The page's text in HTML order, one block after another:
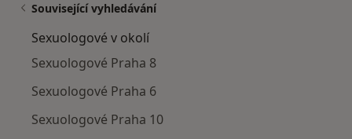
Související vyhledávání
Sexuologové v okolí
Sexuologové Praha 8
Sexuologové Praha 6
Sexuologové Praha 10